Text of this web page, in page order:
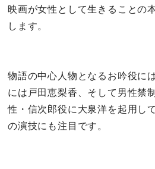
映画が女性として生きることの
します。
物語の中心人物となるお吟役に
には戸田恵梨香、そして男性禁
性・信次郎役に大泉洋を起用し
の演技にも注目です。